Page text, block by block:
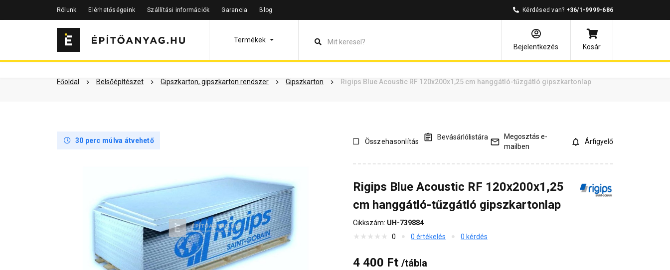
Rólunk Elérhetőségeink Szállítási információk Garancia Blog Kérdésed van? +36/1-9999-686
Termékek
Bejelentkezés
Kosár
Főoldal Belsőépítészet Gipszkarton, gipszkarton rendszer Gipszkarton Rigips Blue Acoustic RF 120x200x1,25 cm hanggátló-tűzgátló gipszkartonlap
Szükséged lehet rá Részletes leírás Termékinformáció Dokumentumok Vásárlói vélemények Kérdések és válaszok
30 perc múlva átvehető Összehasonlítás
Bevásárlólistára
Megosztás e-
mailben
Árfigyelő
Rigips Blue Acoustic RF 120x200x1,25
cm hanggátló-tűzgátló gipszkartonlap
Cikkszám: UH-739884
0
0 értékelés 0 kérdés
4 400 Ft /tábla